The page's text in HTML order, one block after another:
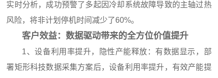
实时分析，成功预警了多起因冷却系统故障导致的主轴过热
风险，将非计划停机时间减少了60%。
客户效益：数据驱动带来的全方位价值提升
1、设备利用率提升，隐性产能释放：有数据显示，部
署矩形科技数据采集方案后，设备利用率提升，有效产能提